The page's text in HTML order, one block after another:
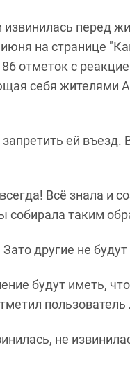
перед
на странице
отметок с
себя жителями
ей
Всё знала и
собирала таким
другие не будут
будут иметь,
пользователь
не